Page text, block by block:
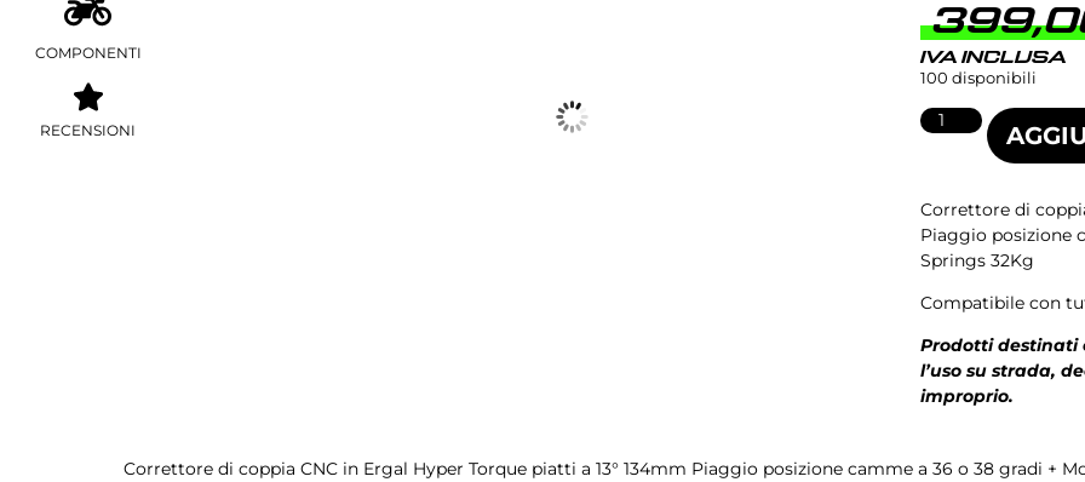
COMPONENTI
RECENSIONI
IVA INCLUSA
100 disponibili
Correttore di
Piaggio posizione
Springs 32Kg
Compatibile con
Prodotti destinati
l’uso su strada,
improprio.
Correttore di coppia CNC in Ergal Hyper Torque piatti a 13° 134mm Piaggio posizione camme a 36 o 38 gradi +